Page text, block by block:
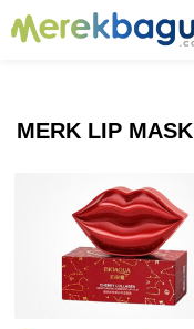
MERK LIP MASK